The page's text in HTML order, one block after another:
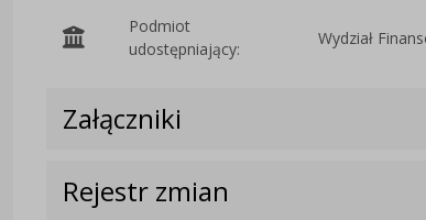
Podmiot
udostępniający:
Wydział
Załączniki
Rejestr zmian